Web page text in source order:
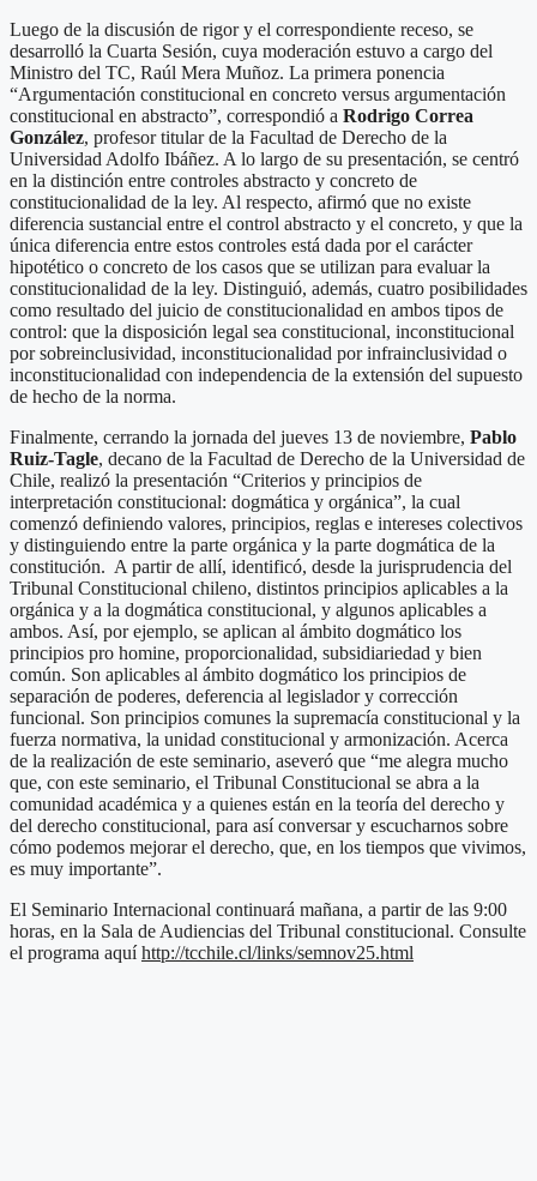
Luego de la discusión de rigor y el correspondiente receso, se
desarrolló la Cuarta Sesión, cuya moderación estuvo a cargo del
Ministro del TC, Raúl Mera Muñoz. La primera ponencia
“Argumentación constitucional en concreto versus argumentación
constitucional en abstracto”, correspondió a Rodrigo Correa
González, profesor titular de la Facultad de Derecho de la
Universidad Adolfo Ibáñez. A lo largo de su presentación, se centró
en la distinción entre controles abstracto y concreto de
constitucionalidad de la ley. Al respecto, afirmó que no existe
diferencia sustancial entre el control abstracto y el concreto, y que la
única diferencia entre estos controles está dada por el carácter
hipotético o concreto de los casos que se utilizan para evaluar la
constitucionalidad de la ley. Distinguió, además, cuatro posibilidades
como resultado del juicio de constitucionalidad en ambos tipos de
control: que la disposición legal sea constitucional, inconstitucional
por sobreinclusividad, inconstitucionalidad por infrainclusividad o
inconstitucionalidad con independencia de la extensión del supuesto
de hecho de la norma.
Finalmente, cerrando la jornada del jueves 13 de noviembre, Pablo
Ruiz-Tagle, decano de la Facultad de Derecho de la Universidad de
Chile, realizó la presentación “Criterios y principios de
interpretación constitucional: dogmática y orgánica”, la cual
comenzó definiendo valores, principios, reglas e intereses colectivos
y distinguiendo entre la parte orgánica y la parte dogmática de la
constitución. A partir de allí, identificó, desde la jurisprudencia del
Tribunal Constitucional chileno, distintos principios aplicables a la
orgánica y a la dogmática constitucional, y algunos aplicables a
ambos. Así, por ejemplo, se aplican al ámbito dogmático los
principios pro homine, proporcionalidad, subsidiariedad y bien
común. Son aplicables al ámbito dogmático los principios de
separación de poderes, deferencia al legislador y corrección
funcional. Son principios comunes la supremacía constitucional y la
fuerza normativa, la unidad constitucional y armonización. Acerca
de la realización de este seminario, aseveró que “me alegra mucho
que, con este seminario, el Tribunal Constitucional se abra a la
comunidad académica y a quienes están en la teoría del derecho y
del derecho constitucional, para así conversar y escucharnos sobre
cómo podemos mejorar el derecho, que, en los tiempos que vivimos,
es muy importante”.
El Seminario Internacional continuará mañana, a partir de las 9:00
horas, en la Sala de Audiencias del Tribunal constitucional. Consulte
el programa aquíhttp://tcchile.cl/links/semnov25.html